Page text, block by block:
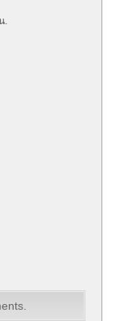
.